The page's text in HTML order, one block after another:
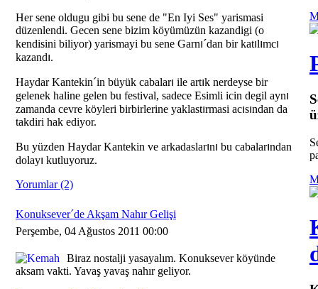
Her sene oldugu gibi bu sene de "En Iyi Ses" yarismasi
düzenlendi. Gecen sene bizim köyümüzün kazandigi (o
kendisini biliyor) yarismayi bu sene Garnı´dan bir katılımcı
kazandı.
Haydar Kantekin´in büyük cabaları ile artık nerdeyse bir
gelenek haline gelen bu festival, sadece Esimli icin degil aynı
zamanda cevre köyleri birbirlerine yaklastırmasi acısından da
takdiri hak ediyor.
Bu yüzden Haydar Kantekin ve arkadaslarını bu cabalarından
dolayı kutluyoruz.
Yorumlar (2)
Konuksever´de Akşam Nahır Gelişi
Perşembe, 04 Ağustos 2011 00:00
Biraz nostalji yasayalım. Konuksever köyünde
aksam vakti. Yavaş yavaş nahır geliyor.